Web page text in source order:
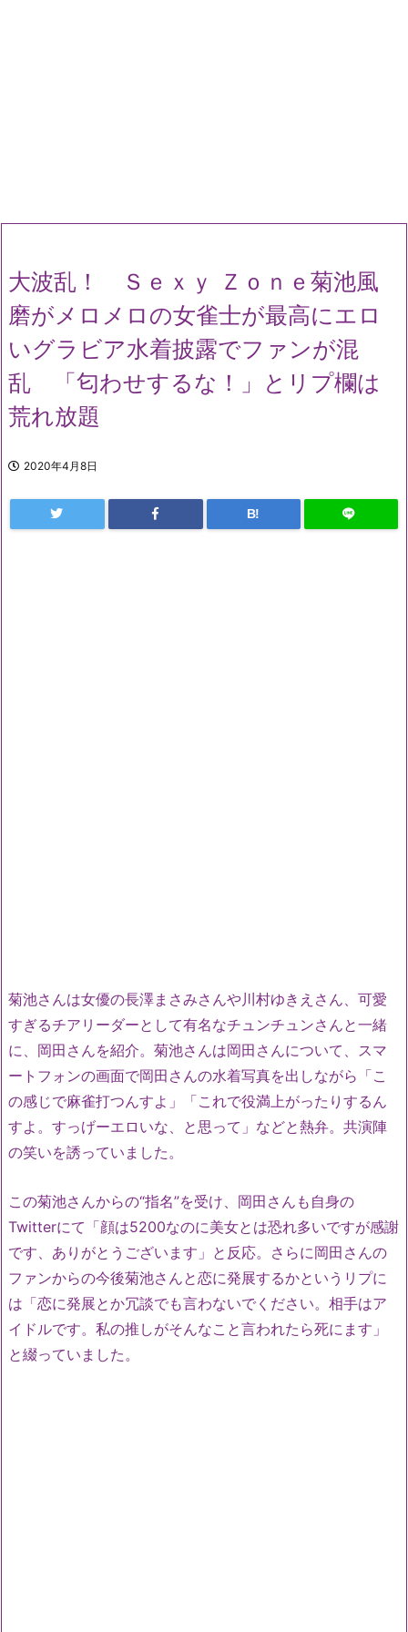
大波乱！ Ｓｅｘｙ Ｚｏｎｅ菊池風
磨がメロメロの女雀士が最高にエロ
いグラビア水着披露でファンが混
乱 「匂わせするな！」とリプ欄は
荒れ放題
2020年4月8日
B!
菊池さんは女優の長澤まさみさんや川村ゆきえさん、可愛
すぎるチアリーダーとして有名なチュンチュンさんと一緒
に、岡田さんを紹介。菊池さんは岡田さんについて、スマ
ートフォンの画面で岡田さんの水着写真を出しながら「こ
の感じで麻雀打つんすよ」「これで役満上がったりするん
すよ。すっげーエロいな、と思って」などと熱弁。共演陣
の笑いを誘っていました。
この菊池さんからの“指名”を受け、岡田さんも自身の
Twitterにて「顔は5200なのに美女とは恐れ多いですが感謝
です、ありがとうございます」と反応。さらに岡田さんの
ファンからの今後菊池さんと恋に発展するかというリプに
は「恋に発展とか冗談でも言わないでください。相手はア
イドルです。私の推しがそんなこと言われたら死にます」
と綴っていました。